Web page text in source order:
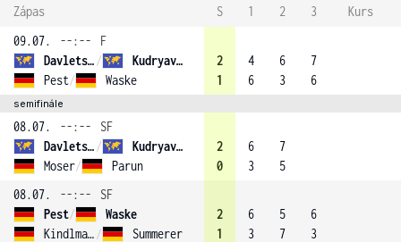
Zápas S 1 2 3
Kurs
09.07.
--:--
F
Davletshin /
Kudryavtsev
Pest/ Waske
2
1
4
6
6
3
7
6
semifinále
08.07. --:--
SF
Davletshin /
Kudryavtsev
Moser/ Parun
2
0
6
3
7
5
08.07.
--:--
SF
Pest/
Waske
Kindlmann / Summerer
2
1
6
3
5
7
6
3